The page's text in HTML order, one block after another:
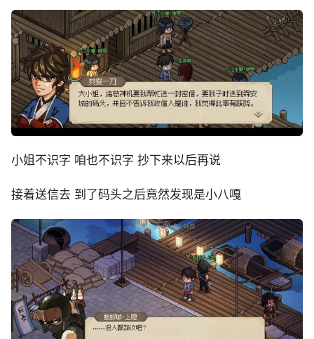
小姐不识字 咱也不识字 抄下来以后再说
接着送信去 到了码头之后竟然发现是小八嘎